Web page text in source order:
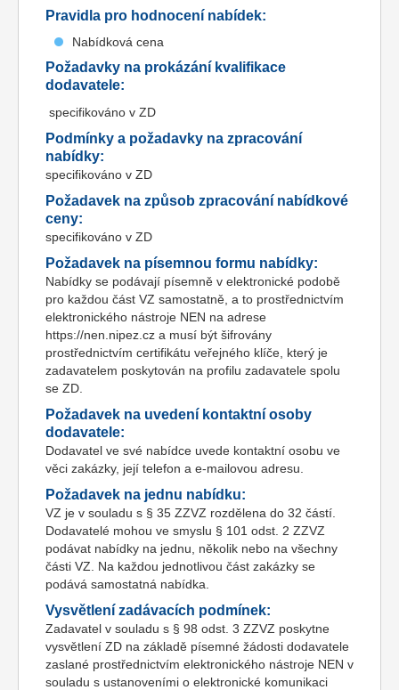
Pravidla pro hodnocení nabídek:
Nabídková cena
Požadavky na prokázání kvalifikace
dodavatele:
specifikováno v ZD
Podmínky a požadavky na zpracování
nabídky:
specifikováno v ZD
Požadavek na způsob zpracování nabídkové
ceny:
specifikováno v ZD
Požadavek na písemnou formu nabídky:
Nabídky se podávají písemně v elektronické podobě
pro každou část VZ samostatně, a to prostřednictvím
elektronického nástroje NEN na adrese
https://nen.nipez.cz a musí být šifrovány
prostřednictvím certifikátu veřejného klíče, který je
zadavatelem poskytován na profilu zadavatele spolu
se ZD.
Požadavek na uvedení kontaktní osoby
dodavatele:
Dodavatel ve své nabídce uvede kontaktní osobu ve
věci zakázky, její telefon a e-mailovou adresu.
Požadavek na jednu nabídku:
VZ je v souladu s § 35 ZZVZ rozdělena do 32 částí.
Dodavatelé mohou ve smyslu § 101 odst. 2 ZZVZ
podávat nabídky na jednu, několik nebo na všechny
části VZ. Na každou jednotlivou část zakázky se
podává samostatná nabídka.
Vysvětlení zadávacích podmínek:
Zadavatel v souladu s § 98 odst. 3 ZZVZ poskytne
vysvětlení ZD na základě písemné žádosti dodavatele
zaslané prostřednictvím elektronického nástroje NEN v
souladu s ustanoveními o elektronické komunikaci